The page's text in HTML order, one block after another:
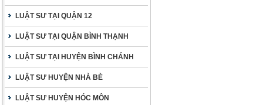
LUẬT SƯ TẠI QUẬN 12
LUẬT SƯ TẠI QUẬN BÌNH THẠNH
LUẬT SƯ TẠI HUYỆN BÌNH CHÁNH
LUẬT SƯ HUYỆN NHÀ BÈ
LUẬT SƯ HUYỆN HÓC MÔN